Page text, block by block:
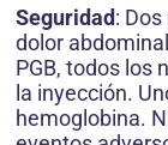
Seguridad:
dolor
PGB, todos los
la inyección.
hemoglobina.